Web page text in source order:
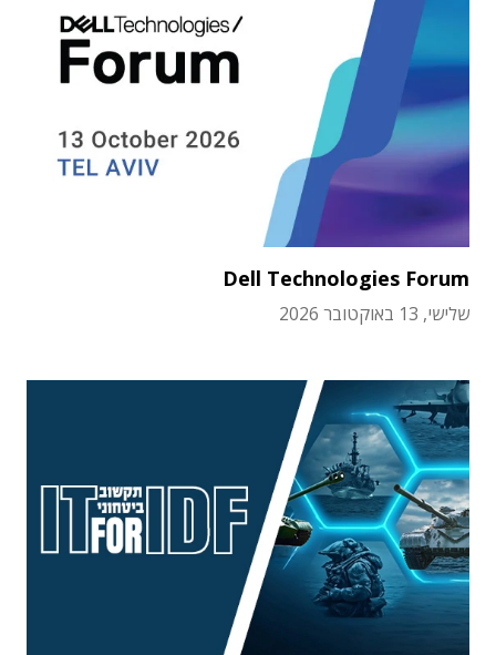
Dell Technologies Forum
שלישי, 13 באוקטובר 2026